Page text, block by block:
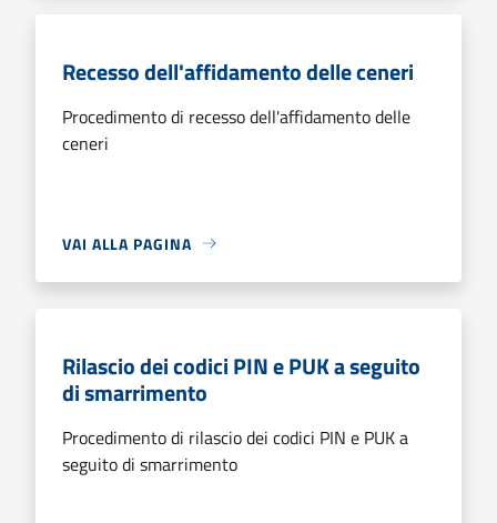
Recesso dell'affidamento delle ceneri
Procedimento di recesso dell'affidamento delle
ceneri
VAI ALLA PAGINA
Rilascio dei codici PIN e PUK a seguito
di smarrimento
Procedimento di rilascio dei codici PIN e PUK a
seguito di smarrimento